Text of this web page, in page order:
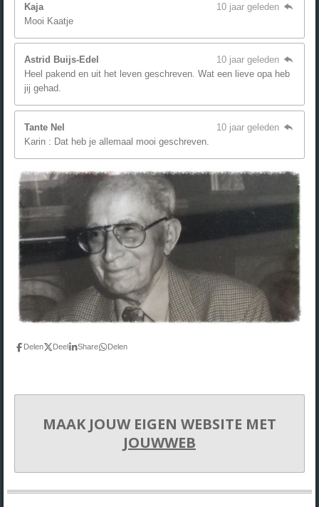
Kaja
10 jaar geleden
Mooi Kaatje
Astrid Buijs-Edel
10 jaar geleden
Heel pakend en uit het leven geschreven. Wat een lieve opa heb
jij gehad.
Tante Nel
10 jaar geleden
Karin : Dat heb je allemaal mooi geschreven.
Delen Deel Share Delen
MAAK JOUW EIGEN WEBSITE MET
JOUWWEB